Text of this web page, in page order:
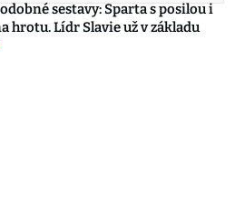
sestavy: Sparta s posilou i
hrotu. Lídr Slavie už v základu